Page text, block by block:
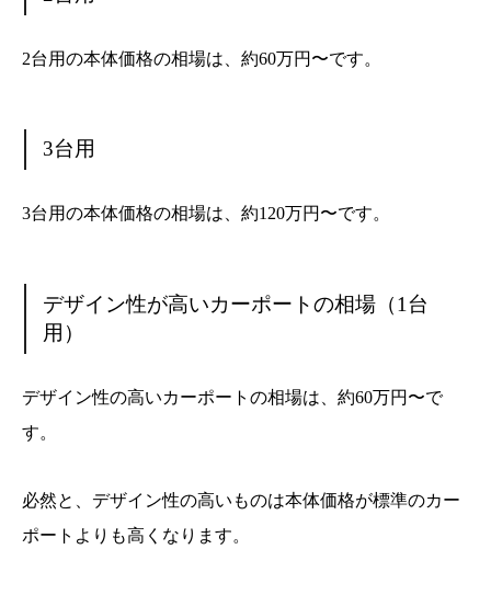
2台用の本体価格の相場は、約60万円〜です。
3台用
3台用の本体価格の相場は、約120万円〜です。
デザイン性が高いカーポートの相場（1台
用）
デザイン性の高いカーポートの相場は、約60万円〜で
す。
必然と、デザイン性の高いものは本体価格が標準のカー
ポートよりも高くなります。